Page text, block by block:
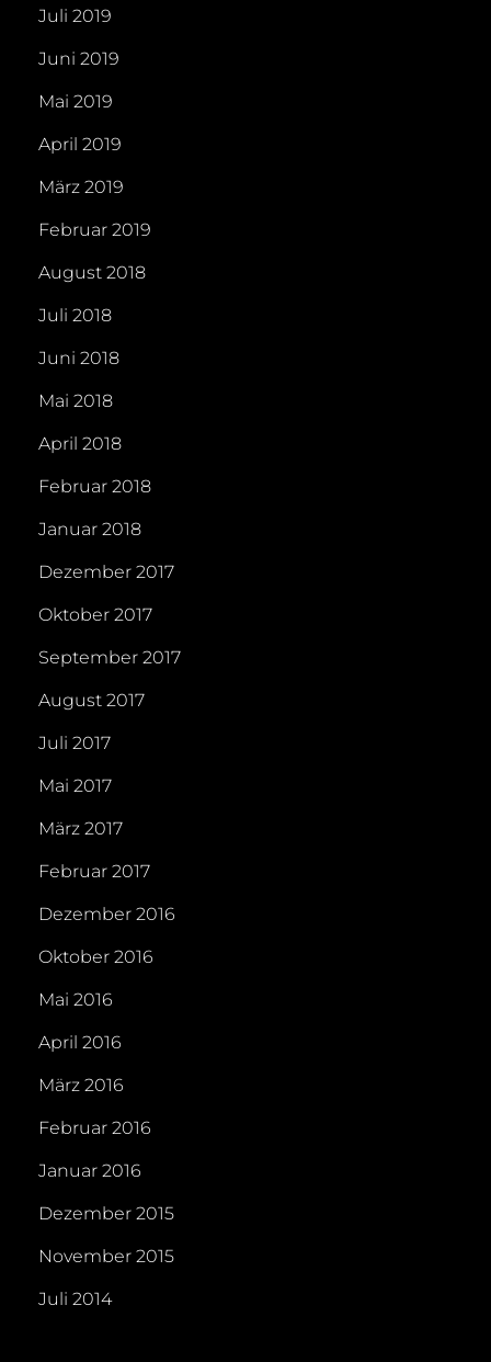
Juli 2019
Juni 2019
Mai 2019
April 2019
März 2019
Februar 2019
August 2018
Juli 2018
Juni 2018
Mai 2018
April 2018
Februar 2018
Januar 2018
Dezember 2017
Oktober 2017
September 2017
August 2017
Juli 2017
Mai 2017
März 2017
Februar 2017
Dezember 2016
Oktober 2016
Mai 2016
April 2016
März 2016
Februar 2016
Januar 2016
Dezember 2015
November 2015
Juli 2014